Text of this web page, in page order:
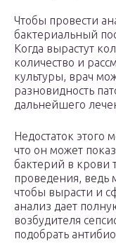
Чтобы провести
бактериальный
Когда вырастут
количество и
культуры, врач
разновидность
дальнейшего
Недостаток этого
что он может
бактерий в крови
проведения, ведь
чтобы вырасти и
анализ дает
возбудителя
подобрать